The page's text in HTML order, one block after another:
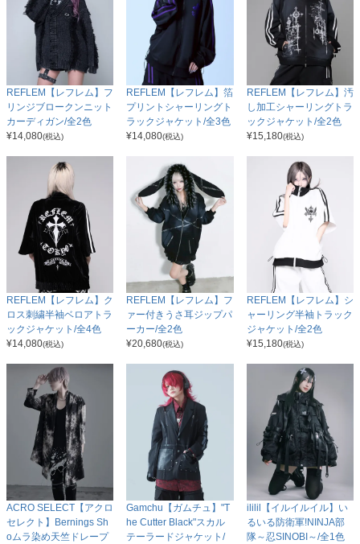
REFLEM【レフレム】フ
リンジブロークンニット
カーディガン/全2色
¥14,080(税込)
REFLEM【レフレム】箔
プリントシャーリングト
ラックジャケット/全3色
¥14,080(税込)
REFLEM【レフレム】汚
し加工シャーリングトラ
ックジャケット/全2色
¥15,180(税込)
REFLEM【レフレム】ク
ロス刺繍半袖ベロアトラ
ックジャケット/全4色
¥14,080(税込)
REFLEM【レフレム】フ
ァー付きうさ耳ジップパ
ーカー/全2色
¥20,680(税込)
REFLEM【レフレム】シ
ャーリング半袖トラック
ジャケット/全2色
¥15,180(税込)
ACRO SELECT【アクロ
セレクト】Bernings Sh
oムラ染め天竺ドレープ
Gamchu【ガムチュ】"T
he Cutter Black"スカル
テーラードジャケット/
ililil【イルイルイル】い
るいる防衛軍!NINJA部
隊～忍SINOBI～/全1色